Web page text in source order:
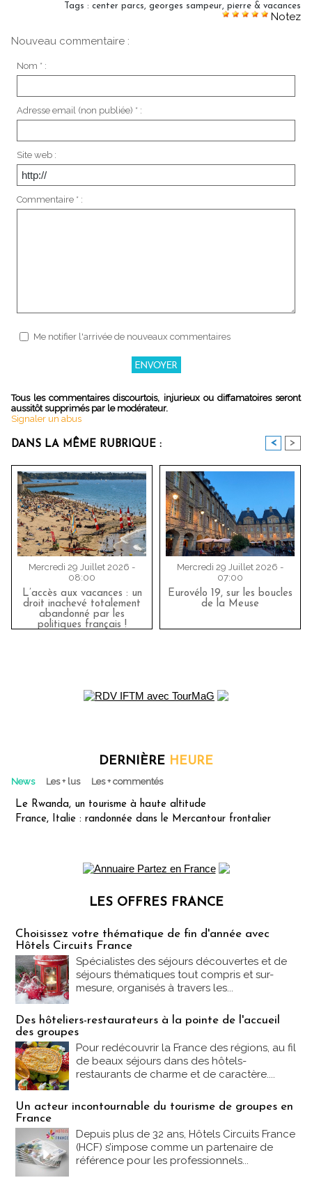
Tags : center parcs, georges sampeur, pierre & vacances
Notez
Nouveau commentaire :
Nom * :
Adresse email (non publiée) * :
Site web :
Commentaire * :
Me notifier l'arrivée de nouveaux commentaires
Tous les commentaires discourtois, injurieux ou diffamatoires seront
aussitôt supprimés par le modérateur.
Signaler un abus
DANS LA MÊME RUBRIQUE : < >
Mercredi 29 Juillet 2026 -
08:00
L’accès aux vacances : un
droit inachevé totalement
abandonné par les
politiques français !
Mercredi 29 Juillet 2026 -
07:00
Eurovélo 19, sur les boucles
de la Meuse
DERNIÈRE HEURE
News Les + lus Les + commentés
Le Rwanda, un tourisme à haute altitude
France, Italie : randonnée dans le Mercantour frontalier
LES OFFRES FRANCE
Choisissez votre thématique de fin d'année avec
Hôtels Circuits France
Spécialistes des séjours découvertes et de
séjours thématiques tout compris et sur-
mesure, organisés à travers les...
Des hôteliers-restaurateurs à la pointe de l'accueil
des groupes
Pour redécouvrir la France des régions, au fil
de beaux séjours dans des hôtels-
restaurants de charme et de caractère....
Un acteur incontournable du tourisme de groupes en
France
Depuis plus de 32 ans, Hôtels Circuits France
(HCF) s’impose comme un partenaire de
référence pour les professionnels...